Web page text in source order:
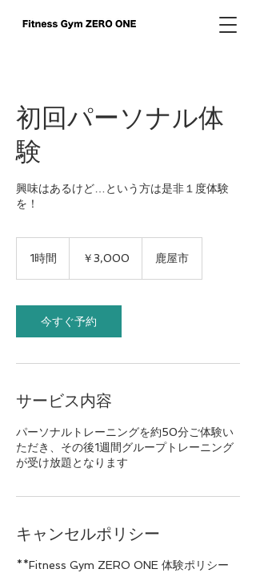
初回パーソナル体
験
興味はあるけど…という方は是非１度体験
を！
1時間 ￥3,000 鹿屋市
今すぐ予約
サービス内容
パーソナルトレーニングを約50分ご体験い
ただき、その後1週間グループトレーニング
が受け放題となります
キャンセルポリシー
**Fitness Gym ZERO ONE 体験ポリシー